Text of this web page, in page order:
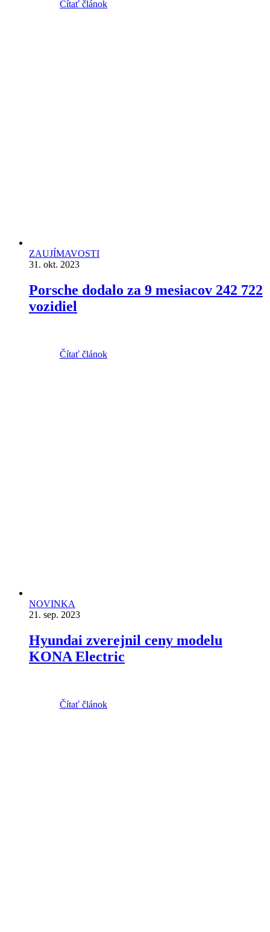
Čítať článok
ZAUJÍMAVOSTI
31. okt. 2023
Porsche dodalo za 9 mesiacov 242 722
vozidiel
Čítať článok
NOVINKA
21. sep. 2023
Hyundai zverejnil ceny modelu
KONA Electric
Čítať článok